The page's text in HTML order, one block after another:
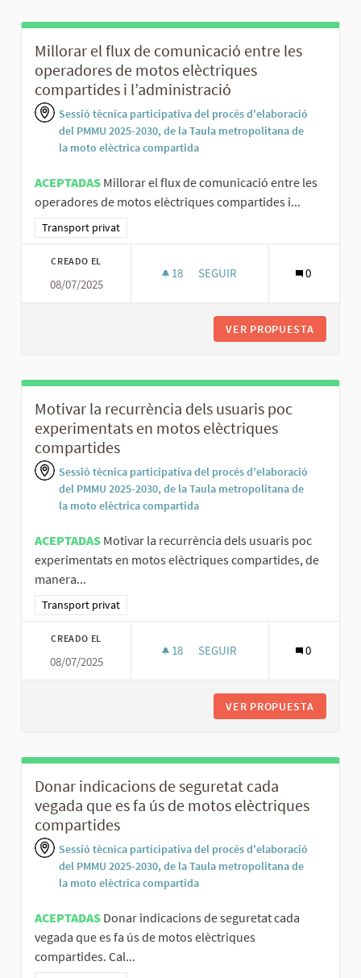
Millorar el flux de comunicació entre les
operadores de motos elèctriques
compartides i l’administració
Sessió tècnica participativa del procés d'elaboració
del PMMU 2025-2030, de la Taula metropolitana de
la moto elèctrica compartida
ACEPTADAS Millorar el flux de comunicació entre les
operadores de motos elèctriques compartides i...
Resultados al filtrar por la categoría: Transport privat
Transport privat
CREADO EL
08/07/2025
18 18 SEGUIDORAS
SEGUIR 0
VER PROPUESTA
Motivar la recurrència dels usuaris poc
experimentats en motos elèctriques
compartides
Sessió tècnica participativa del procés d'elaboració
del PMMU 2025-2030, de la Taula metropolitana de
la moto elèctrica compartida
ACEPTADAS Motivar la recurrència dels usuaris poc
experimentats en motos elèctriques compartides, de
manera...
Resultados al filtrar por la categoría: Transport privat
Transport privat
CREADO EL
08/07/2025
18 18 SEGUIDORAS
SEGUIR 0
VER PROPUESTA
Donar indicacions de seguretat cada
vegada que es fa ús de motos elèctriques
compartides
Sessió tècnica participativa del procés d'elaboració
del PMMU 2025-2030, de la Taula metropolitana de
la moto elèctrica compartida
ACEPTADAS Donar indicacions de seguretat cada
vegada que es fa ús de motos elèctriques
compartides. Cal...